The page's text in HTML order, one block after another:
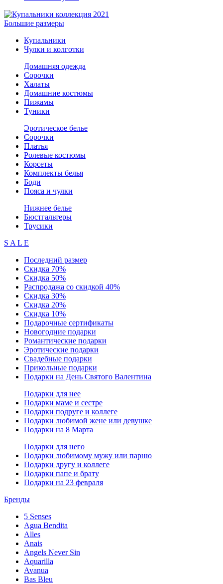
Большие размеры
Купальники
Чулки и колготки
Домашняя одежда
Сорочки
Халаты
Домашние костюмы
Пижамы
Туники
Эротическое белье
Сорочки
Платья
Ролевые костюмы
Корсеты
Комплекты белья
Боди
Пояса и чулки
Нижнее белье
Бюстгальтеры
Трусики
S A L E
Последний размер
Скидка 70%
Скидка 50%
Распродажа со скидкой 40%
Скидка 30%
Скидка 20%
Скидка 10%
Подарочные сертификаты
Новогодние подарки
Романтические подарки
Эротические подарки
Свадебные подарки
Прикольные подарки
Подарки на День Святого Валентина
Подарки для нее
Подарки маме и сестре
Подарки подруге и коллеге
Подарки любимой жене или девушке
Подарки на 8 Марта
Подарки для него
Подарки любимому мужу или парню
Подарки другу и коллеге
Подарки папе и брату
Подарки на 23 февраля
Бренды
5 Senses
Agua Bendita
Alles
Anais
Angels Never Sin
Aquarilla
Avanua
Bas Bleu